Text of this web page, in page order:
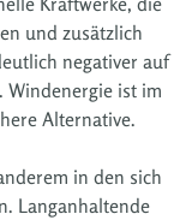
und zusätzlich
negativer auf
Windenergie ist im
Alternative.
in den sich
Langanhaltende